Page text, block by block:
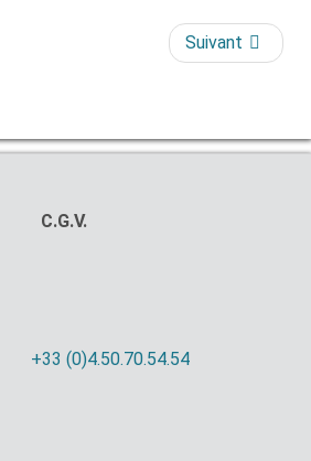
Suivant
C.G.V.
+33 (0)4.50.70.54.54